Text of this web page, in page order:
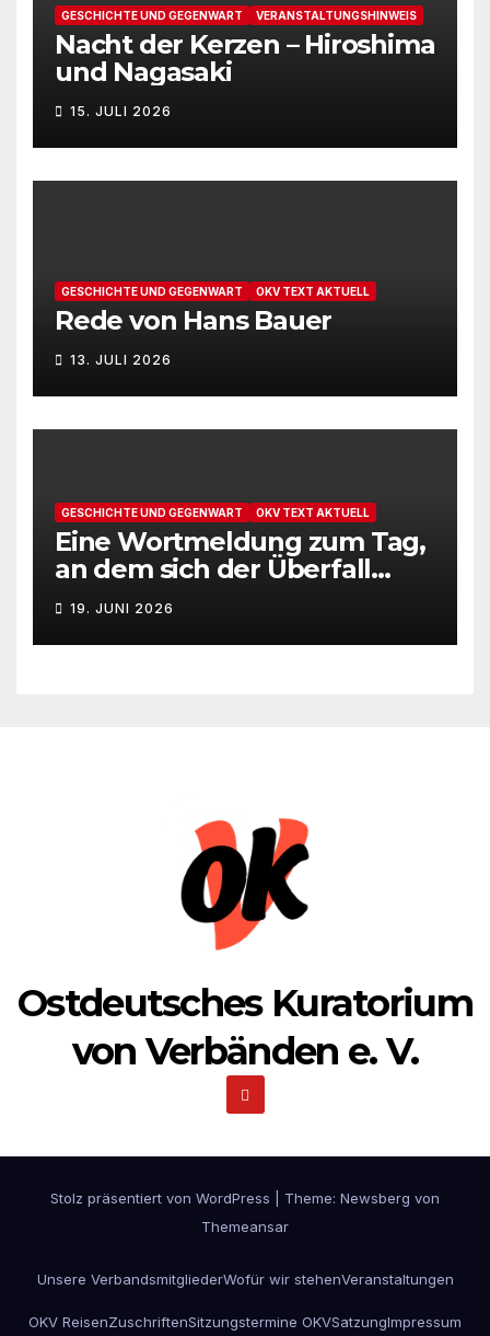
GESCHICHTE UND GEGENWART VERANSTALTUNGSHINWEIS
Nacht der Kerzen – Hiroshima
und Nagasaki
15. JULI 2026
GESCHICHTE UND GEGENWART OKV TEXT AKTUELL
Rede von Hans Bauer
13. JULI 2026
GESCHICHTE UND GEGENWART OKV TEXT AKTUELL
Eine Wortmeldung zum Tag,
an dem sich der Überfall
Deutschlands auf die UdSSR
1941 zum 85. Male jährt
19. JUNI 2026
Ostdeutsches Kuratorium
von Verbänden e. V.
Stolz präsentiert von WordPress Theme: Newsberg von
Themeansar
Unsere VerbandsmitgliederWofür wir stehenVeranstaltungen
OKV ReisenZuschriftenSitzungstermine OKVSatzungImpressum